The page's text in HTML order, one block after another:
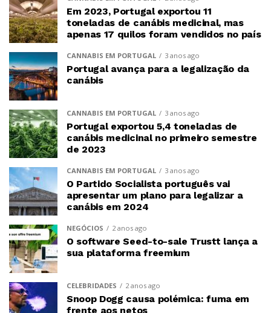
Em 2023, Portugal exportou 11
toneladas de canábis medicinal, mas
apenas 17 quilos foram vendidos no país
CANNABIS EM PORTUGAL 3 anos ago
Portugal avança para a legalização da
canábis
CANNABIS EM PORTUGAL 3 anos ago
Portugal exportou 5,4 toneladas de
canábis medicinal no primeiro semestre
de 2023
CANNABIS EM PORTUGAL 3 anos ago
O Partido Socialista português vai
apresentar um plano para legalizar a
canábis em 2024
NEGÓCIOS 2 anos ago
O software Seed-to-sale Trustt lança a
sua plataforma freemium
CELEBRIDADES 2 anos ago
Snoop Dogg causa polémica: fuma em
frente aos netos